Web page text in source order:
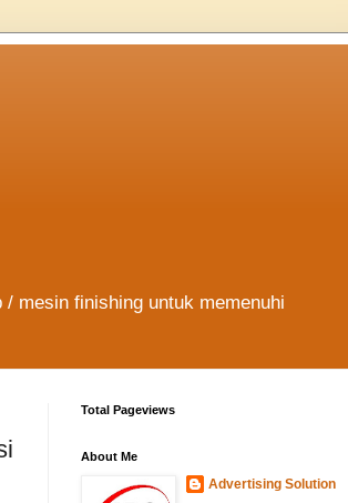
mesin finishing untuk memenuhi
Total Pageviews
About Me
Advertising Solution